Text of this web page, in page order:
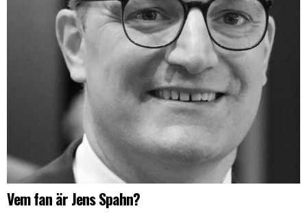
Vem fan är Jens Spahn?